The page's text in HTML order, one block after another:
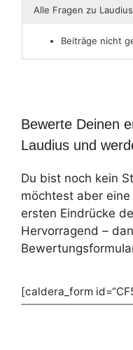
Alle Fragen zu Laudius
Beiträge nicht
Bewerte Deinen
Laudius und
Du bist noch kein
möchtest aber
ersten Eindrücke
Hervorragend –
[caldera_form